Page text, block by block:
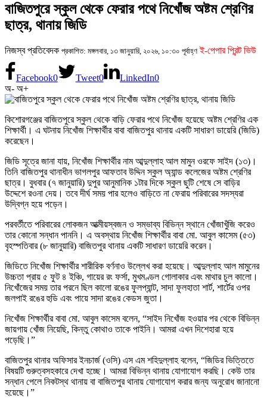
বাজিতপুরে স্কুল থেকে ফেরার পথে নিখোঁজ অষ্টম শ্রেণির
ছাত্র, থানায় জিডি
নিজস্ব প্রতিবেদক প্রকাশিত: মঙ্গলবার, ১৩ জানুয়ারি, ২০২৬, ১০:৩০ পূর্বাহ্ণ ই-পেপার প্রিন্ট ভিউ
Facebook0 Tweet0 LinkedIn0
অ- অ+
কিশোরগঞ্জের বাজিতপুরে স্কুল থেকে বাড়ি ফেরার পথে নিখোঁজ হয়েছে অষ্টম শ্রেণির এক
শিক্ষার্থী। এ ঘটনায় নিখোঁজ শিক্ষার্থীর বাবা বাজিতপুর থানায় একটি সাধারণ ডায়েরি (জিডি)
করেছেন।
জিডি সূত্রে জানা যায়, নিখোঁজ শিক্ষার্থীর নাম আব্দুল্লাহ আল মামুন ওরফে সাইদ (১৩)।
তিনি বাজিতপুর থানাধীন ভাগলপুর আফতাব উদ্দিন স্কুল অ্যান্ড কলেজের অষ্টম শ্রেণির
ছাত্র। বুধবার (৭ জানুয়ারি) দুপুর আনুমানিক ১টার দিকে স্কুল ছুটি শেষে সে বাড়ির
উদ্দেশে রওনা দেয়। তবে দীর্ঘ সময় পার হলেও বাড়িতে না ফেরায় পরিবারের সদস্যরা
উদ্বিগ্ন হয়ে পড়েন।
পরবর্তীতে পরিবারের লোকজন আত্মীয়স্বজন ও সম্ভাব্য বিভিন্ন স্থানে খোঁজাখুঁজি করেও
তার কোনো সন্ধান পাননি। এ অবস্থায় নিখোঁজ শিক্ষার্থীর বাবা মো. আবুল কাসেম (৫৩)
বৃহস্পতিবার (৮ জানুয়ারি) বাজিতপুর থানায় একটি সাধারণ ডায়েরি করেন।
জিডিতে নিখোঁজ শিক্ষার্থীর শারীরিক বর্ণনাও উল্লেখ করা হয়েছে। আব্দুল্লাহ আল মামুনের
উচ্চতা প্রায় ৫ ফুট ৪ ইঞ্চি, গায়ের রং ফর্সা, মুখমণ্ডল গোলাকার এবং মাথার চুল কালো।
নিখোঁজের সময় তার পরনে ছিল কালো রঙের ফুলপ্যান্ট, সাদা ফুলহাতা শার্ট, শার্টের ওপর
জলপাই রঙের হুডি এবং পায়ে সাদা রঙের কেডস জুতা।
নিখোঁজ শিক্ষার্থীর বাবা মো. আবুল কাসেম বলেন, “সাইদ নিখোঁজ হওয়ার পর থেকে বিভিন্ন
জায়গায় খোঁজ নিয়েছি, কিন্তু কোথাও তাকে পাইনি। আমরা এখন দিশেহারা হয়ে
পড়েছি।”
বাজিতপুর থানার অফিসার ইনচার্জ (ওসি) এস এম শহিদুল্লাহ বলেন, “জিডির ভিত্তিতে
বিষয়টি গুরুত্বসহকারে দেখা হচ্ছে। আমরা বিভিন্ন থানায় যোগাযোগ করছি। কেউ তার
সন্ধান পেলে নিকটস্থ থানায় বা বাজিতপুর থানায় যোগাযোগ করার জন্য অনুরোধ জানানো
হয়েছে।”